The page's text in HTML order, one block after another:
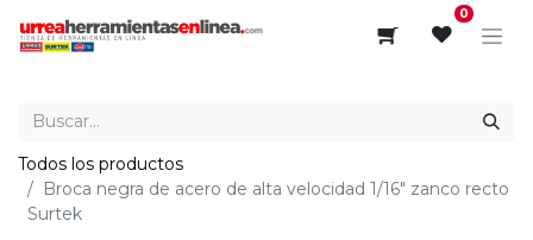
0
Todos los productos
Broca negra de acero de alta velocidad 1/16" zanco recto
Surtek